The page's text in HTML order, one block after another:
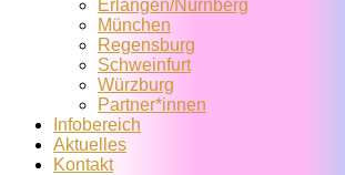
Erlangen/Nürnberg
München
Regensburg
Schweinfurt
Würzburg
Partner*innen
Infobereich
Aktuelles
Kontakt